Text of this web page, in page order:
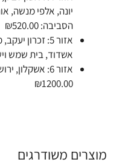
יונה, אלפי מנשה,
הסביבה: ₪520.00
אזור 5: זכרון
אשדוד, בית שמש
אזור 6:
₪1200.00
מוצרים משודרגים